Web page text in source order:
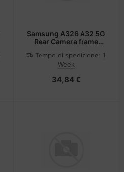
Samsung A326 A32 5G
Rear Camera frame
Tempo di spedizione: 1
Week
34,84 €